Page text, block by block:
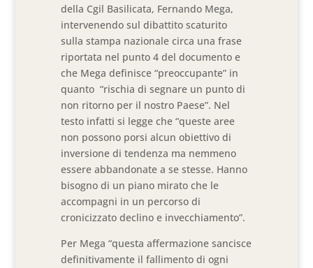
della Cgil Basilicata, Fernando Mega,
intervenendo sul dibattito scaturito
sulla stampa nazionale circa una frase
riportata nel punto 4 del documento e
che Mega definisce “preoccupante” in
quanto “rischia di segnare un punto di
non ritorno per il nostro Paese”. Nel
testo infatti si legge che “queste aree
non possono porsi alcun obiettivo di
inversione di tendenza ma nemmeno
essere abbandonate a se stesse. Hanno
bisogno di un piano mirato che le
accompagni in un percorso di
cronicizzato declino e invecchiamento”.
Per Mega “questa affermazione sancisce
definitivamente il fallimento di ogni